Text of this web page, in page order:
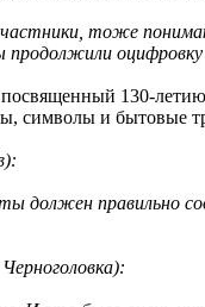
тоже
130-
символы и бытовые
должен правильно